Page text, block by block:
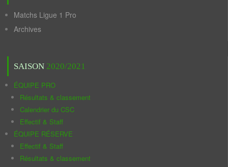
Matchs Ligue 1 Pro
Archives
SAISON 2020/2021
ÉQUIPE PRO
Résultats & classement
Calendrier du CSC
Effectif & Staff
ÉQUIPE RÉSERVE
Effectif & Staff
Résultats & classement